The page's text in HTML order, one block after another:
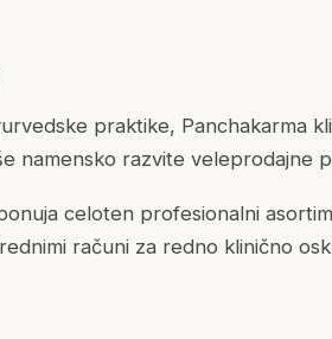
praktike, Panchakarma
namensko razvite veleprodajne
celoten profesionalni
računi za redno klinično